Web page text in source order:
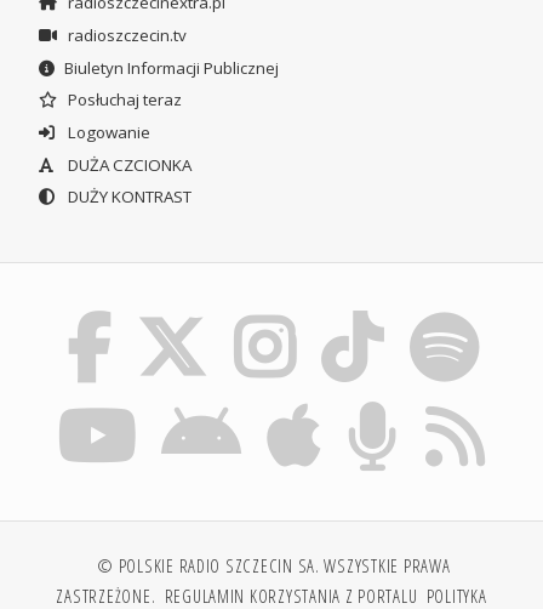
radioszczecin.tv
Biuletyn Informacji Publicznej
Posłuchaj teraz
Logowanie
DUŻA CZCIONKA
DUŻY KONTRAST
© POLSKIE RADIO SZCZECIN SA. WSZYSTKIE PRAWA
ZASTRZEŻONE. REGULAMIN KORZYSTANIA Z PORTALU POLITYKA